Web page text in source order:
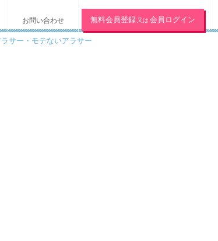
お問い合わせ 無料会員登録 又は 会員ログイン
サー・モテないアラサー